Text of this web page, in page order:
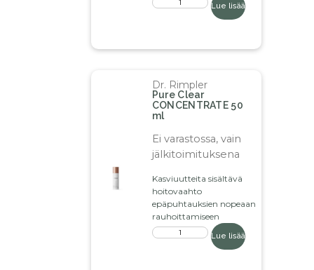
Lue lisää
Dr. Rimpler
Pure Clear
CONCENTRATE 50
ml
Ei varastossa, vain
jälkitoimituksena
Kasviuutteita sisältävä
hoitovaahto
epäpuhtauksien nopeaan
rauhoittamiseen
Lue lisää